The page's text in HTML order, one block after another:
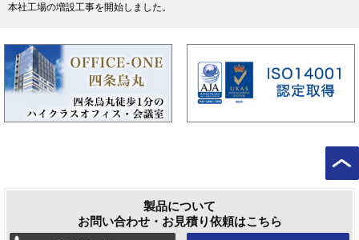
本社工場の増設工事を開始しました。
製品について
お問い合わせ・お見積り依頼はこちら